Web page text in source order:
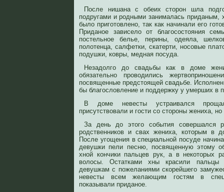
После нишана с обеих сторон шла
подругами и родными занималась приданым,
было приготовлено, так как начинали его
Приданое зависело от благосостояния
постельное белье, перины, одеяла,
полотенца, салфетки, скатерти, носовые
подушки, ковры, медная посуда.
Незадолго до свадьбы как в доме
обязательно проводились
посвященные предстоящей свадьбе.
бы благословление и поддержку у умерших в
В доме невесты устраивался
присутствовали и гости со стороны жениха,
За день до этого события совершался
родственников и свах жениха, которым в
После угощения в специальной посуде
девушки пели песню, посвященную этому
хной кончики пальцев рук, а в некоторых
волосы. Остатками хны красили
девушкам с пожеланиями скорейшего
невесты всем желающим гостям в
показывали приданое.